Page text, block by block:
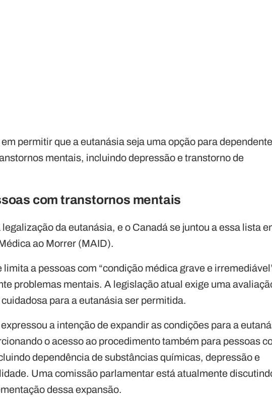
permitir que a eutanásia seja uma opção para
mentais, incluindo depressão e transtorno de
com transtornos mentais
da eutanásia, e o Canadá se juntou a essa lista
ao Morrer (MAID).
limita a pessoas com “condição médica grave e
problemas mentais. A legislação atual exige uma
para a eutanásia ser permitida.
a intenção de expandir as condições para a
o acesso ao procedimento também para pessoas
dependência de substâncias químicas, depressão e
Uma comissão parlamentar está atualmente
dessa expansão.